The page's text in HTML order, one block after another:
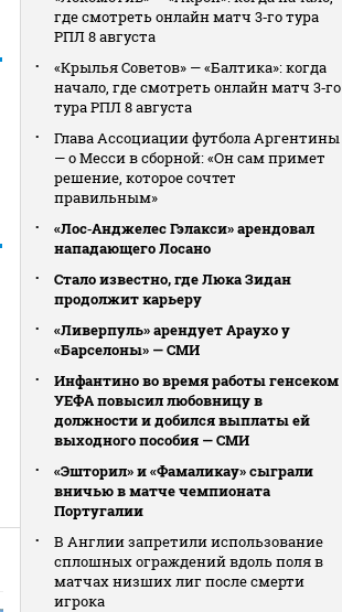
где смотреть онлайн матч 3‑го тура
РПЛ 8 августа
«Крылья Советов» — «Балтика»: когда
начало, где смотреть онлайн матч 3‑го
тура РПЛ 8 августа
Глава Ассоциации футбола Аргентины
— о Месси в сборной: «Он сам примет
решение, которое сочтет
правильным»
«Лос‑Анджелес Гэлакси» арендовал
нападающего Лосано
Стало известно, где Люка Зидан
продолжит карьеру
«Ливерпуль» арендует Араухо у
«Барселоны» — СМИ
Инфантино во время работы генсеком
УЕФА повысил любовницу в
должности и добился выплаты ей
выходного пособия — СМИ
«Эшторил» и «Фамаликау» сыграли
вничью в матче чемпионата
Португалии
В Англии запретили использование
сплошных ограждений вдоль поля в
матчах низших лиг после смерти
игрока